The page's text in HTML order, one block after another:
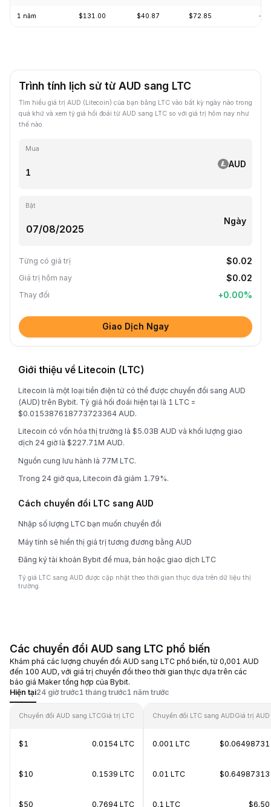
1 năm $131.00 $40.87 $72.85 -
Trình tính lịch sử từ AUD sang LTC
Tìm hiểu giá trị AUD (Litecoin) của bạn bằng LTC vào bất kỳ ngày nào trong
quá khứ và xem tỷ giá hối đoái từ AUD sang LTC so với giá trị hôm nay như
thế nào.
Mua
AUD
Bật
Ngày
Từng có giá trị $0.02
Giá trị hôm nay $0.02
Thay đổi +0.00%
Giao Dịch Ngay
Giới thiệu về Litecoin (LTC)
Litecoin là một loại tiền điện tử có thể được chuyển đổi sang AUD
(AUD) trên Bybit. Tỷ giá hối đoái hiện tại là 1 LTC =
$0.015387618773723364 AUD.
Litecoin có vốn hóa thị trường là $5.03B AUD và khối lượng giao
dịch 24 giờ là $227.71M AUD.
Nguồn cung lưu hành là 77M LTC.
Trong 24 giờ qua, Litecoin đã giảm 1.79%.
Cách chuyển đổi LTC sang AUD
Nhập số lượng LTC bạn muốn chuyển đổi
Máy tính sẽ hiển thị giá trị tương đương bằng AUD
Đăng ký tài khoản Bybit để mua, bán hoặc giao dịch LTC
Tỷ giá LTC sang AUD được cập nhật theo thời gian thực dựa trên dữ liệu thị
trường.
Các chuyển đổi AUD sang LTC phổ biến
Khám phá các lượng chuyển đổi AUD sang LTC phổ biến, từ 0,001 AUD
đến 100 AUD, với giá trị chuyển đổi theo thời gian thực dựa trên các
báo giá Maker tổng hợp của Bybit.
Hiện tại24 giờ trước1 tháng trước1 năm trước
Chuyển đổi AUD sang LTCGiá trị LTC
$1 0.0154 LTC
$10 0.1539 LTC
$50 0.7694 LTC
Chuyển đổi LTC sang AUDGiá trị AUD
0.001 LTC $0.06498731
0.01 LTC $0.64987313
0.1 LTC $6.50